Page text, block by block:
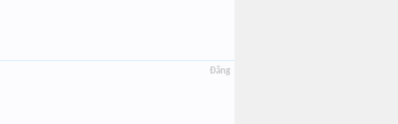
Đăng